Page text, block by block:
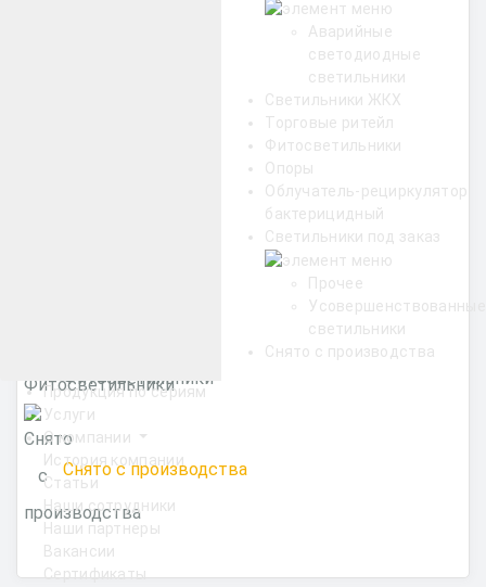
Аварийные
светодиодные
светильники
Светильники ЖКХ
Торговые ритейл
Фитосветильники
Опоры
Облучатель-рециркулятор
бактерицидный
Светильники под заказ
Прочее
Усовершенствованные
светильники
Снято с производства
Продукция по сериям
Услуги
О компании
История компании
Статьи
Наши сотрудники
Наши партнеры
Вакансии
Сертификаты
Фитосветильники
Снято с производства